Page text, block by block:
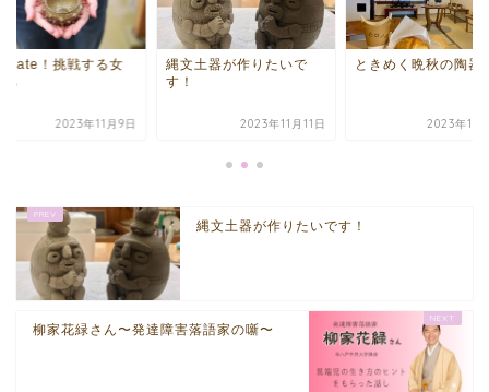
！挑戦する女
ち
2023年11月9日
縄文土器が作りたいで
す！
2023年11月11日
ときめく晩秋の陶器
2023年11
縄文土器が作りたいです！
柳家花緑さん〜発達障害落語家の噺〜